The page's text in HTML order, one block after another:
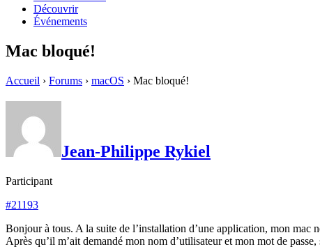
Découvrir
Événements
Mac bloqué!
Accueil › Forums › macOS › Mac bloqué!
Jean-Philippe Rykiel
Participant
#21193
Bonjour à tous. A la suite de l’installation d’une application, mon mac
Après qu’il m’ait demandé mon nom d’utilisateur et mon mot de